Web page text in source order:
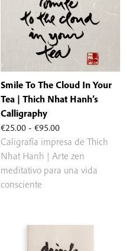
€25.00 - €95.00Rango
de
precios:
desde
Smile To The Cloud In Your
Tea | Thich Nhat Hanh’s
Calligraphy
Caligrafía impresa de Thich
Nhat Hanh | Arte zen
meditativo para una vida
consciente